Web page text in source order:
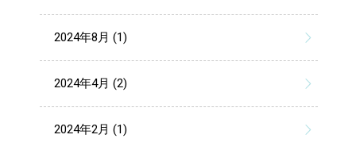
2024年8月 (1)
2024年4月 (2)
2024年2月 (1)